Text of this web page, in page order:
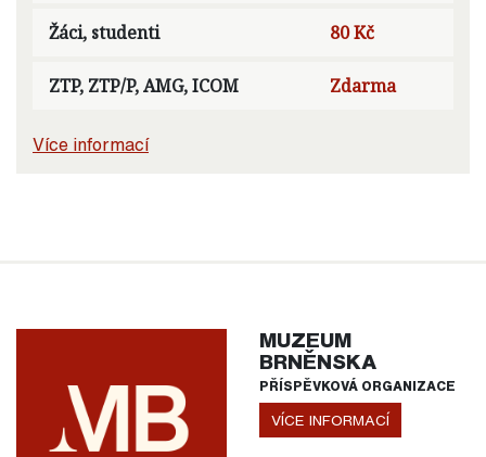
Žáci, studenti 80 Kč
ZTP, ZTP/P, AMG, ICOM Zdarma
Více informací
MUZEUM
BRNĚNSKA
PŘÍSPĚVKOVÁ ORGANIZACE
VÍCE INFORMACÍ